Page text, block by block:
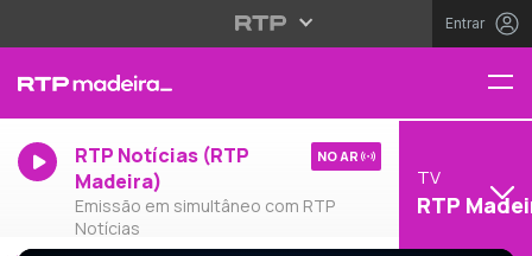
Entrar
RTP Notícias (RTP
Madeira)
Emissão em simultâneo com RTP
Notícias
NO AR
TV
RTP